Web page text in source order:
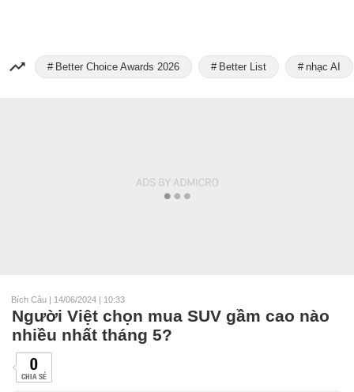
Better Choice Awards 2026 Better List nhạc AI
Bích Câu | 14/06/2024 | 10:33
Người Việt chọn mua SUV gầm cao nào
nhiều nhất tháng 5?
0
CHIA SẺ